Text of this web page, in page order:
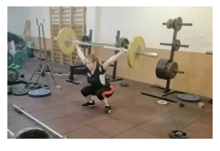
O nas
Oferta
LO SMS Talent
Strefa rodzica
Strefa ucznia